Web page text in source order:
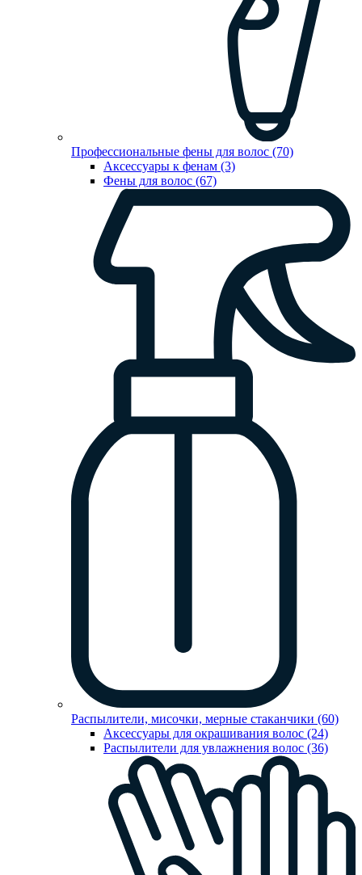
Профессиональные фены для волос (70)
Аксессуары к фенам (3)
Фены для волос (67)
Распылители, мисочки, мерные стаканчики (60)
Аксессуары для окрашивания волос (24)
Распылители для увлажнения волос (36)